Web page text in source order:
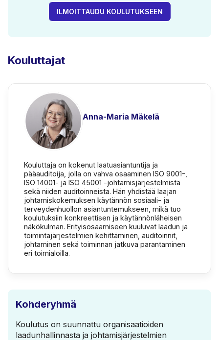
ILMOITTAUDU KOULUTUKSEEN
Kouluttajat
Anna-Maria Mäkelä
Kouluttaja on kokenut laatuasiantuntija ja
pääauditoija, jolla on vahva osaaminen ISO 9001-,
ISO 14001- ja ISO 45001 -johtamisjärjestelmistä
sekä niiden auditoinneista. Hän yhdistää laajan
johtamiskokemuksen käytännön sosiaali- ja
terveydenhuollon asiantuntemukseen, mikä tuo
koulutuksiin konkreettisen ja käytännönläheisen
näkökulman. Erityisosaamiseen kuuluvat laadun ja
toimintajärjestelmien kehittäminen, auditoinnit,
johtaminen sekä toiminnan jatkuva parantaminen
eri toimialoilla.
Kohderyhmä
Koulutus on suunnattu organisaatioiden
laadunhallinnasta ja johtamisjärjestelmien